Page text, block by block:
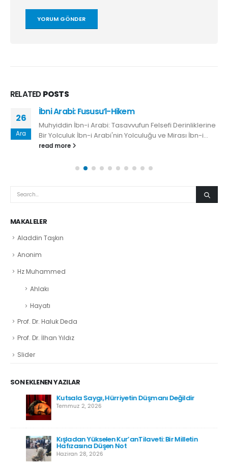
RELATEDPOSTS
26
Ara
İbni Arabi: Fususu’l-Hikem
Muhyiddin İbn-i Arabi: Tasavvufun Felsefi Derinliklerine
Bir Yolculuk İbn-i Arabi'nin Yolculuğu ve Mirası İbn-i...
read more
MAKALELER
Aladdin Taşkın
Anonim
Hz Muhammed
Ahlakı
Hayatı
Prof. Dr. Haluk Deda
Prof. Dr. İlhan Yıldız
Slider
SON EKLENEN YAZILAR
Kutsala Saygı, Hürriyetin Düşmanı Değildir
Temmuz 2, 2026
Kışladan Yükselen Kur’anTilaveti: Bir Milletin
Hafızasına Düşen Not
Haziran 28, 2026